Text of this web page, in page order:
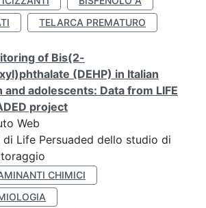
TELARCA PREMATURO
of Bis(2-
(DEHP) in Italian
and adolescents: Data from LIFE
project
Web
di Life Persuaded dello studio di
CHIMICI